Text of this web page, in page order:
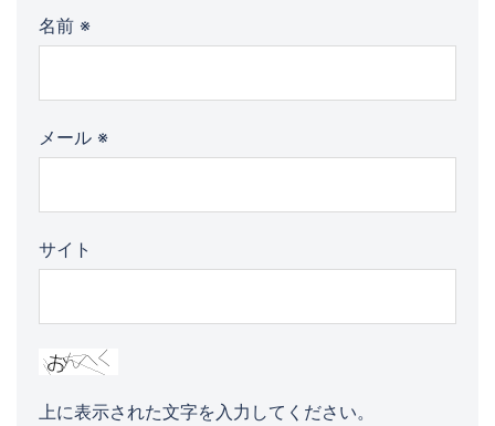
名前 ※
メール ※
サイト
上に表示された文字を入力してください。